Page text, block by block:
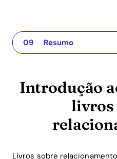
Introdução ao mundo dos
The app for your
Os melhores livros sobre
Livros saudáveis sobre
Explicações técnicas sobre
Exemplos práticos para a aplicação
Os benefícios de ROI dos
FAQ sobre os melhores
Resumo
Introdução
livros
Livros sobre